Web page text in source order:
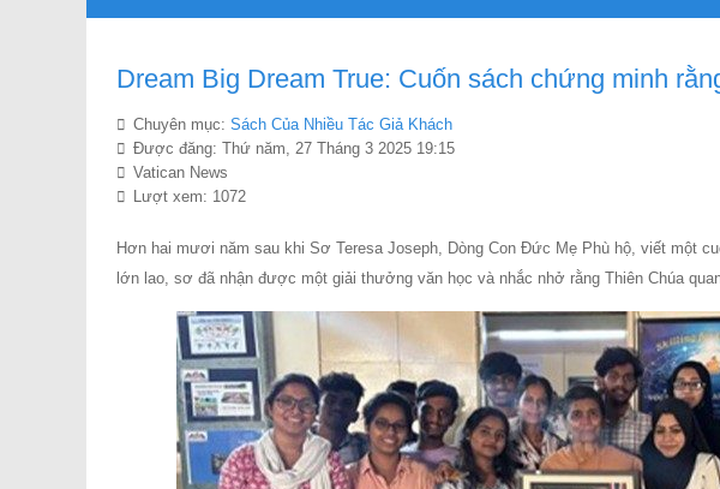
Dream Big Dream True: Cuốn sách chứng minh
Chuyên mục: Sách Của Nhiều Tác Giả Khách
Được đăng: Thứ năm, 27 Tháng 3 2025 19:15
Vatican News
Lượt xem: 1072
Hơn hai mươi năm sau khi Sơ Teresa Joseph, Dòng Con Đức Mẹ Phù hộ, viết một
lớn lao, sơ đã nhận được một giải thưởng văn học và nhắc nhở rằng Thiên Chúa